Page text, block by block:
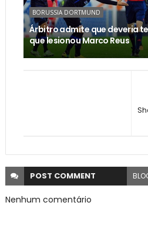
BORUSSIA DORTMUND
Árbitro admite que deveria
que lesionou Marco Reus
POST COMMENT
Nenhum comentário